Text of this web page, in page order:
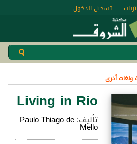
تسجيل الدخول
ولغات أخرى
Living in Rio
تأليف:Paulo Thiago de
Mello